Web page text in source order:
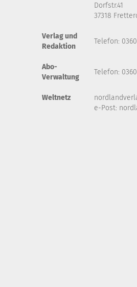
Dorfstr.41
37318
Verlag und
Redaktion
Telefon:
Abo-
Verwaltung
Telefon:
Weltnetz
e-Post: